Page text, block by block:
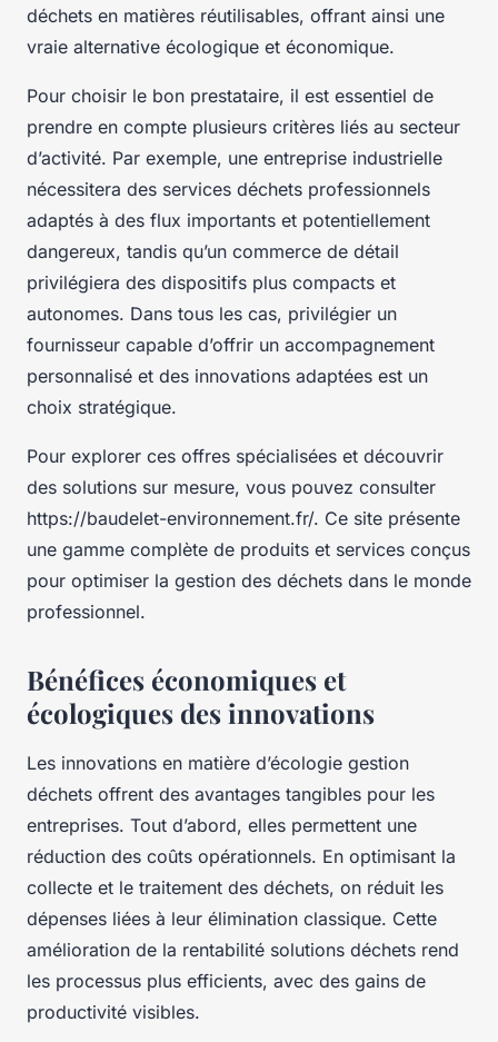
déchets en matières réutilisables, offrant ainsi une
vraie alternative écologique et économique.
Pour choisir le bon prestataire, il est essentiel de
prendre en compte plusieurs critères liés au secteur
d’activité. Par exemple, une entreprise industrielle
nécessitera des services déchets professionnels
adaptés à des flux importants et potentiellement
dangereux, tandis qu’un commerce de détail
privilégiera des dispositifs plus compacts et
autonomes. Dans tous les cas, privilégier un
fournisseur capable d’offrir un accompagnement
personnalisé et des innovations adaptées est un
choix stratégique.
Pour explorer ces offres spécialisées et découvrir
des solutions sur mesure, vous pouvez consulter
https://baudelet-environnement.fr/. Ce site présente
une gamme complète de produits et services conçus
pour optimiser la gestion des déchets dans le monde
professionnel.
Bénéfices économiques et
écologiques des innovations
Les innovations en matière d’écologie gestion
déchets offrent des avantages tangibles pour les
entreprises. Tout d’abord, elles permettent une
réduction des coûts opérationnels. En optimisant la
collecte et le traitement des déchets, on réduit les
dépenses liées à leur élimination classique. Cette
amélioration de la rentabilité solutions déchets rend
les processus plus efficients, avec des gains de
productivité visibles.